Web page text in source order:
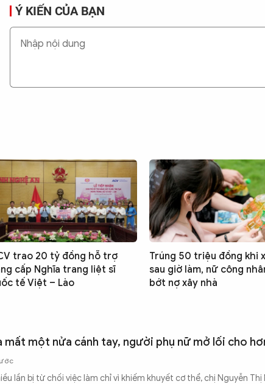
Ý KIẾN CỦA BẠN
trao 20 tỷ đồng hỗ trợ
cấp Nghĩa trang liệt sĩ
tế Việt – Lào
Trúng 50 triệu đồng khi
sau giờ làm, nữ công
bớt nợ xây nhà
mất một nửa cánh tay, người phụ nữ mở lối cho
lần bị từ chối việc làm chỉ vì khiếm khuyết cơ thể, chị Nguyễn